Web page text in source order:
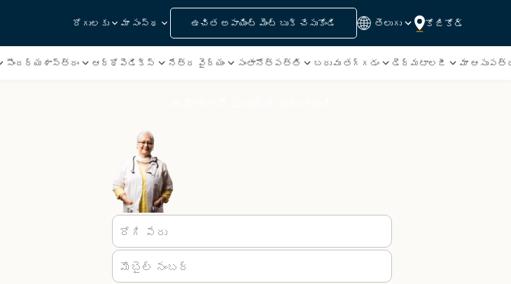
రోగులకు మా సంస్థ ఉచిత అపాయింట్ మెంట్ బుక్ చేసుకోండి తెలుగు కోజికోడ్
సౌందర్యశాస్త్రం ఆర్థోపెడిక్స్ నేత్ర వైద్యం సంతానోత్పత్తి బరువు తగ్గడం డెర్మటాలజీ మా
రోగి పేరు
మొబైల్ నంబర్